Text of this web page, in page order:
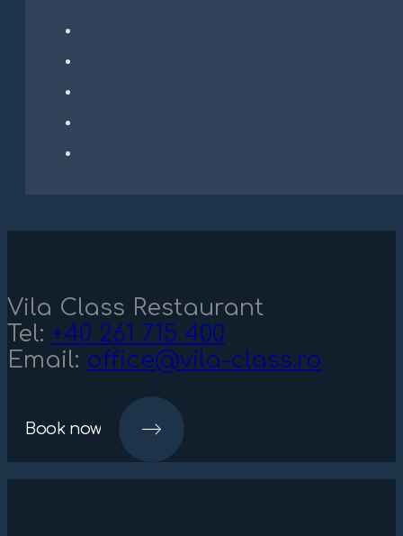
Vila Class Restaurant
Tel: +40 261 715 400
Email: office@vila-class.ro
Book now